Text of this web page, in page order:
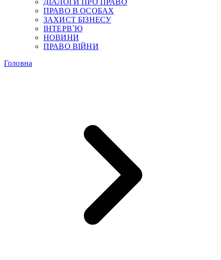
ДІАЛОГИ ПРО ПРАВО
ПРАВО В ОСОБАХ
ЗАХИСТ БІЗНЕСУ
ІНТЕРВ`Ю
НОВИНИ
ПРАВО ВІЙНИ
Головна